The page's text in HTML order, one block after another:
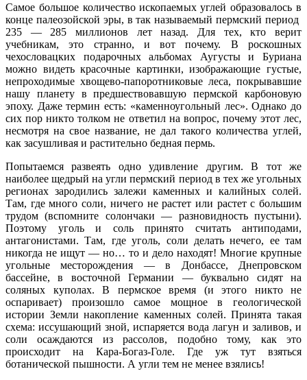
Самое большое количество ископаемых углей образовалось в
конце палеозойской эры, в так называемый пермский период
235 — 285 миллионов лет назад. Для тех, кто верит
учебникам, это странно, и вот почему. В роскошных
чехословацких подарочных альбомах Аугусты и Буриана
можно видеть красочные картинки, изображающие густые,
непроходимые хвощево-папоротниковые леса, покрывавшие
нашу планету в предшествовавшую пермской карбоновую
эпоху. Даже термин есть: «каменноугольный лес». Однако до
сих пор никто толком не ответил на вопрос, почему этот лес,
несмотря на свое название, не дал такого количества углей,
как засушливая и растительно бедная пермь.
Попытаемся развеять одно удивление другим. В тот же
наиболее щедрый на угли пермский период в тех же угольных
регионах зародились залежи каменных и калийных солей.
Там, где много соли, ничего не растет или растет с большим
трудом (вспомните солончаки — разновидность пустыни).
Поэтому уголь и соль принято считать антиподами,
антагонистами. Там, где уголь, соли делать нечего, ее там
никогда не ищут — но… то и дело находят! Многие крупные
угольные месторождения — в Донбассе, Днепровском
бассейне, в восточной Германии — буквально сидят на
соляных куполах. В пермское время (и этого никто не
оспаривает) произошло самое мощное в геологической
истории Земли накопление каменных солей. Принята такая
схема: иссушающий зной, испаряется вода лагун и заливов, и
соли осаждаются из рассолов, подобно тому, как это
происходит на Кара-Богаз-Голе. Где уж тут взяться
ботанической пышности. А угли тем не менее взялись!